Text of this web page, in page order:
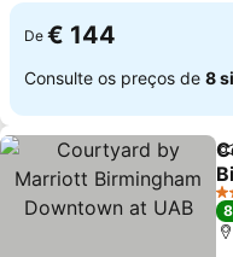
De € 144
Consulte os preços de 8
3